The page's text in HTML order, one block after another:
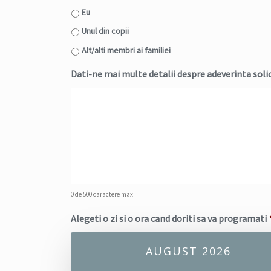
Eu
Unul din copii
Alt/alti membri ai familiei
Dati-ne mai multe detalii despre adeverinta
0 de 500 caractere max
Alegeti o zi si o ora cand doriti sa va programati
AUGUST 2026